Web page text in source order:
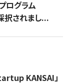
ログラム
択されまし...
KANSAI」